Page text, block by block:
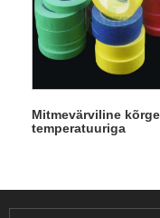
Mitmevärviline kõrge
temperatuuriga